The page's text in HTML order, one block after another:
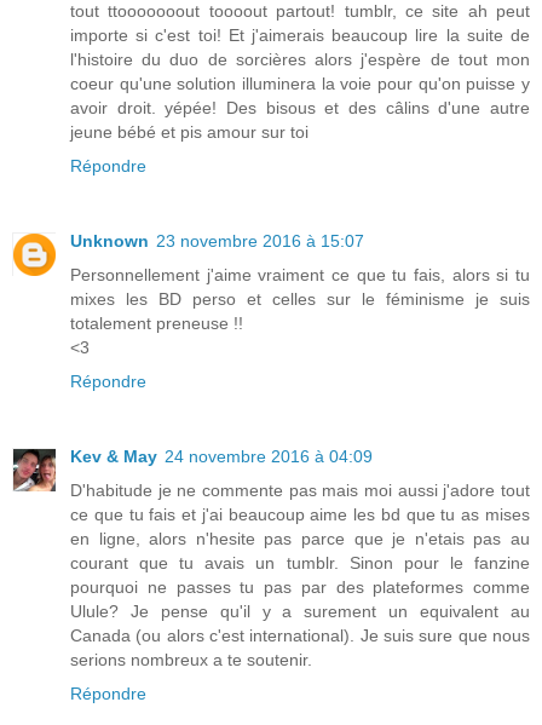
tout ttooooooout toooout partout! tumblr, ce site ah peut
importe si c'est toi! Et j'aimerais beaucoup lire la suite de
l'histoire du duo de sorcières alors j'espère de tout mon
coeur qu'une solution illuminera la voie pour qu'on puisse y
avoir droit. yépée! Des bisous et des câlins d'une autre
jeune bébé et pis amour sur toi
Répondre
Unknown 23 novembre 2016 à 15:07
Personnellement j'aime vraiment ce que tu fais, alors si tu
mixes les BD perso et celles sur le féminisme je suis
totalement preneuse !!
<3
Répondre
Kev & May 24 novembre 2016 à 04:09
D'habitude je ne commente pas mais moi aussi j'adore tout
ce que tu fais et j'ai beaucoup aime les bd que tu as mises
en ligne, alors n'hesite pas parce que je n'etais pas au
courant que tu avais un tumblr. Sinon pour le fanzine
pourquoi ne passes tu pas par des plateformes comme
Ulule? Je pense qu'il y a surement un equivalent au
Canada (ou alors c'est international). Je suis sure que nous
serions nombreux a te soutenir.
Répondre